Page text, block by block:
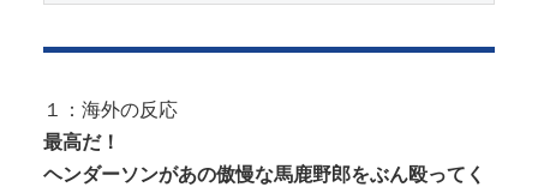
１：海外の反応
最高だ！
ヘンダーソンがあの傲慢な馬鹿野郎をぶん殴ってく